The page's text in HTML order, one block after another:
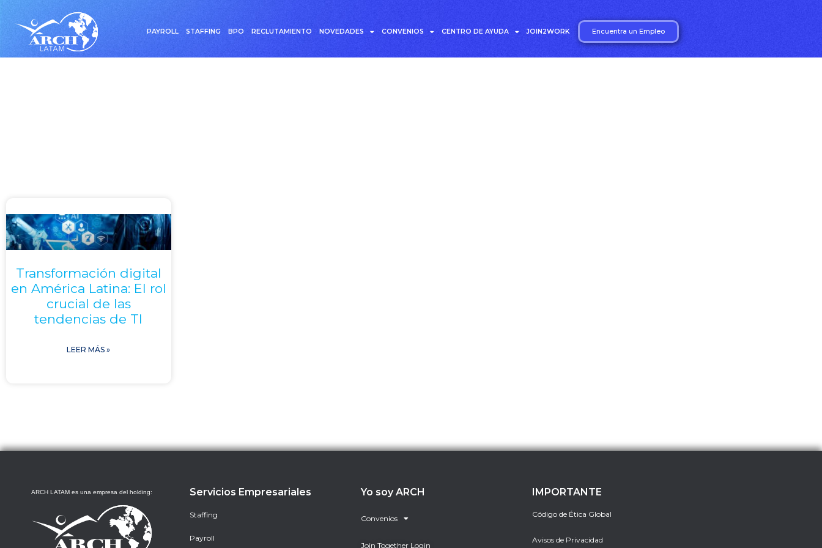
PAYROLL STAFFING BPO RECLUTAMIENTO NOVEDADES CONVENIOS CENTRO DE AYUDA JOIN2WORK Encuentra un Empleo
Transformación digital
en América Latina: El rol
crucial de las
tendencias de TI
LEER MÁS »
ARCH LATAM es una empresa del holding: Servicios Empresariales
Staffing
Payroll
Yo soy ARCH
Convenios
Join Together Login
IMPORTANTE
Código de Ética Global
Avisos de Privacidad